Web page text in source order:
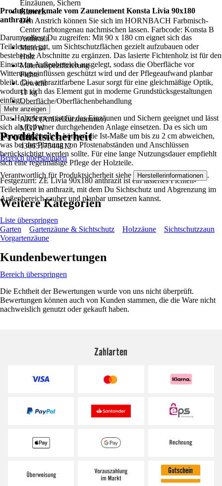
Einzäunen, Sichern
Hinweis
Den Anstrich können Sie sich im HORNBACH Farbmisch-
Center farbtongenau nachmischen lassen. Farbcode: Konsta B
Anthrazit
Material
Holz
Materialspezifizierung
Fichte
Gewicht
11 kg
Oberfläche/Oberflächenbehandlung
Lasiert
AKN (Artikelkurznummer)
MGPW
EAN
4306517544812
Produktmerkmale vom Zaunelement Konsta Livia 90x180
anthrazit
Darum solltest Du zugreifen: Mit 90 x 180 cm eignet sich das
Teilelement gut, um Sichtschutzflächen gezielt aufzubauen oder
bestehende Abschnitte zu ergänzen. Das lasierte Fichtenholz ist für den
Einsatz im Außenbereich ausgelegt, sodass die Oberfläche vor
Witterungseinflüssen geschützt wird und der Pflegeaufwand planbar
bleibt. Die anthrazitfarbene Lasur sorgt für eine gleichmäßige Optik,
wodurch sich das Element gut in moderne Grundstücksgestaltungen
einfügt.
Das Holzelement ist für das Einzäunen und Sichern geeignet und lässt
sich als Teil einer durchgehenden Anlage einsetzen. Da es sich um
Nennmaße handelt, können die Ist-Maße um bis zu 2 cm abweichen,
was bei der Planung von Pfostenabständen und Anschlüssen
berücksichtigt werden sollte. Für eine lange Nutzungsdauer empfiehlt
sich eine regelmäßige Pflege der Holzteile.
Festgezurrt: ZE Livia 90x180 anthrazit ist ein lasiertes Fichten-
Teilelement in anthrazit, mit dem Du Sichtschutz und Abgrenzung im
Außenbereich sauber und planbar umsetzen kannst.
Mehr anzeigen
Produktsicherheit
Bereich überspringen
Verantwortlich für Produktsicherheit siehe Herstellerinformationen .
Weitere Kategorien
Liste überspringen
Garten
Gartenzäune & Sichtschutz Holzzäune
Sichtschutzzaun
Vorgartenzäune
Kundenbewertungen
Bereich überspringen
Die Echtheit der Bewertungen wurde von uns nicht überprüft.
Bewertungen können auch von Kunden stammen, die die Ware nicht
nachweislich genutzt oder gekauft haben.
Zahlarten